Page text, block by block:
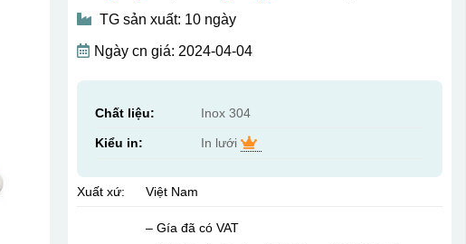
TG sản xuất: 10 ngày
Ngày cn giá: 2024-04-04
Chất liệu: Inox 304
Kiểu in: In lưới
Xuất xứ: Việt Nam
– Gía đã có VAT